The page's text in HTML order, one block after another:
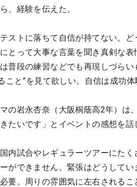
、経験を伝えた。
ストに落ちて自信が持てない。
とって大事な言葉を聞き真剣な
普段の練習などでも再現しづらい
こと”を見て欲しい。自信は成功
の岩永杏奈（大阪桐蔭高2年）は
たいです」とイベントの感想を話
内試合やレギュラーツアーにた
ができません。緊張はどうして
要。周りの雰囲気に左右される